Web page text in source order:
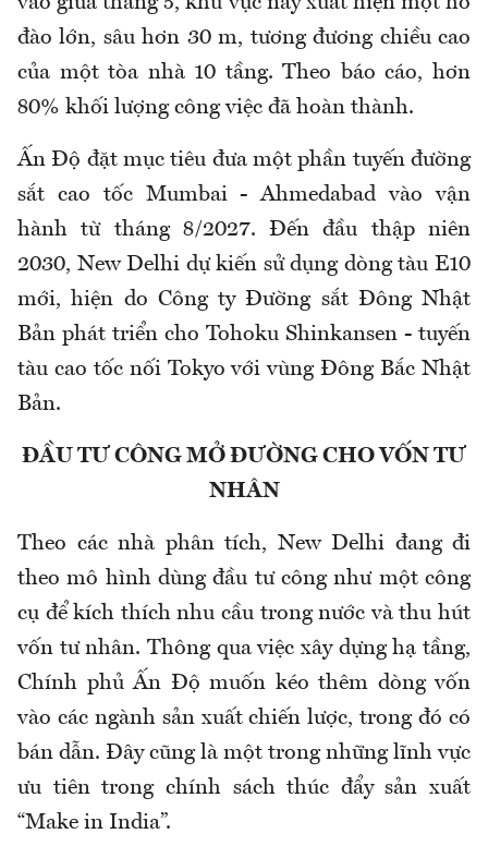
đào lớn, sâu hơn 30 m, tương đương chiều cao
của một tòa nhà 10 tầng. Theo báo cáo, hơn
80% khối lượng công việc đã hoàn thành.
Ấn Độ đặt mục tiêu đưa một phần tuyến đường
sắt cao tốc Mumbai - Ahmedabad vào vận
hành từ tháng 8/2027. Đến đầu thập niên
2030, New Delhi dự kiến sử dụng dòng tàu E10
mới, hiện do Công ty Đường sắt Đông Nhật
Bản phát triển cho Tohoku Shinkansen - tuyến
tàu cao tốc nối Tokyo với vùng Đông Bắc Nhật
Bản.
ĐẦU TƯ CÔNG MỞ ĐƯỜNG CHO VỐN TƯ
NHÂN
Theo các nhà phân tích, New Delhi đang đi
theo mô hình dùng đầu tư công như một công
cụ để kích thích nhu cầu trong nước và thu hút
vốn tư nhân. Thông qua việc xây dựng hạ tầng,
Chính phủ Ấn Độ muốn kéo thêm dòng vốn
vào các ngành sản xuất chiến lược, trong đó có
bán dẫn. Đây cũng là một trong những lĩnh vực
ưu tiên trong chính sách thúc đẩy sản xuất
“Make in India”.